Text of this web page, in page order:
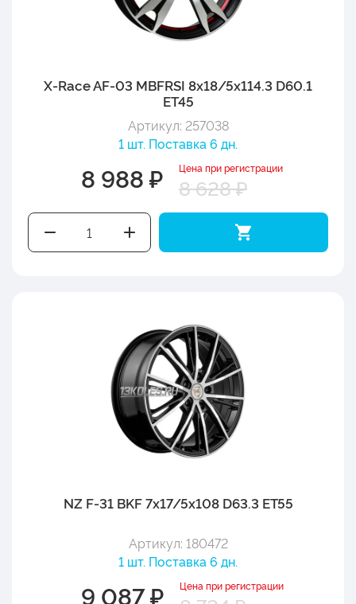
X-Race AF-03 MBFRSI 8x18/5x114.3 D60.1
ET45
Артикул: 257038
1 шт. Поставка 6 дн.
8 988 ₽ Цена при регистрации
8 628 ₽
NZ F-31 BKF 7x17/5x108 D63.3 ET55
Артикул: 180472
1 шт. Поставка 6 дн.
9 087 ₽ Цена при регистрации